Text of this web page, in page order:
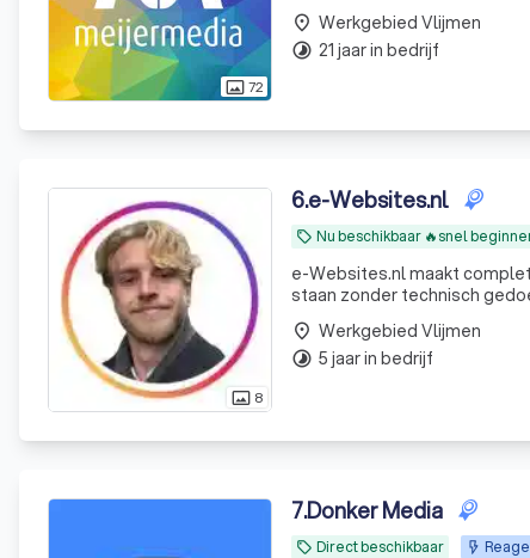
photo_size_select_actual72
place Werkgebied Vlijmen
timelapse 21 jaar in bedrijf
photo_size_select_actual 8
6.e-Websites.nl
local_offer Nu beschikbaar 🔥snel
e-Websites.nl maakt
staan zonder technisch gedoe. Veel ondernemers weten dat ze een goede website nodig
maar lopen vast op keuzes
teksten. Wij
place Werkgebied Vlijmen
timelapse 5 jaar in bedrijf
7.Donker Media
local_offer Direct beschikbaar